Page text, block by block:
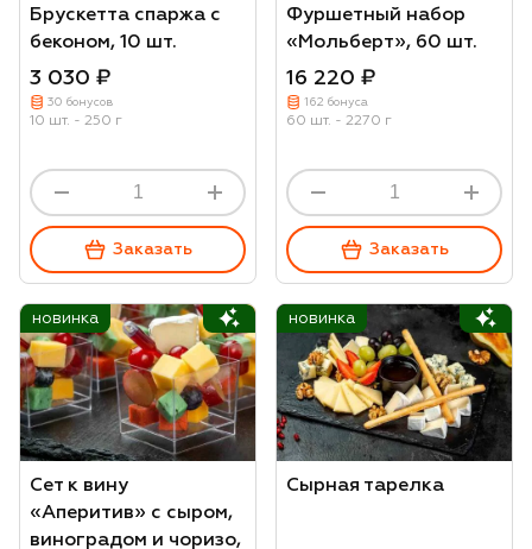
Брускетта спаржа с
беконом, 10 шт.
3 030 ₽
30 бонусов
10 шт. - 250 г
Заказать
Фуршетный набор
«Мольберт», 60 шт.
16 220 ₽
162 бонуса
60 шт. - 2270 г
Заказать
новинка
Сет к вину
«Аперитив» с сыром,
виноградом и чоризо,
новинка
Сырная тарелка